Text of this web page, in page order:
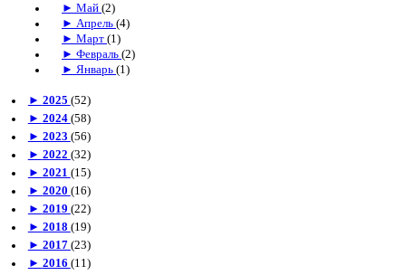
► Май (2)
► Апрель (4)
► Март (1)
► Февраль (2)
► Январь (1)
► 2025 (52)
► 2024 (58)
► 2023 (56)
► 2022 (32)
► 2021 (15)
► 2020 (16)
► 2019 (22)
► 2018 (19)
► 2017 (23)
► 2016 (11)